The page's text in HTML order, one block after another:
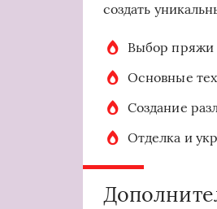
создать
Выбор пряжи
Основные
Создание
Отделка и